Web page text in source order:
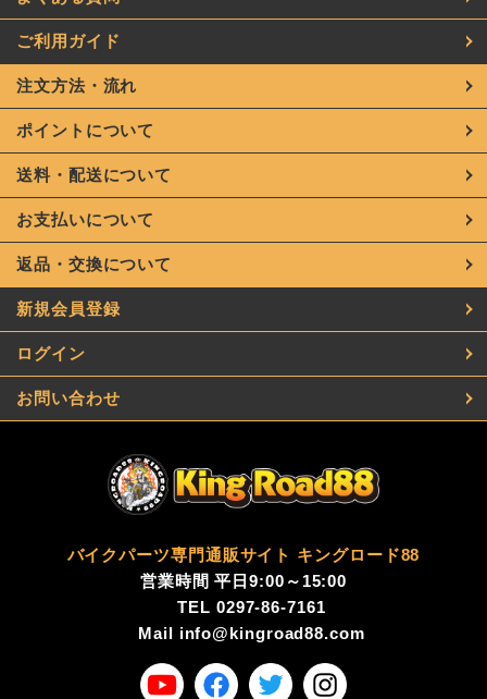
ご利用ガイド
注文方法・流れ
ポイントについて
送料・配送について
お支払いについて
返品・交換について
新規会員登録
ログイン
お問い合わせ
バイクパーツ専門通販サイト キングロード88
営業時間 平日9:00～15:00
TEL 0297-86-7161
Mail info@kingroad88.com